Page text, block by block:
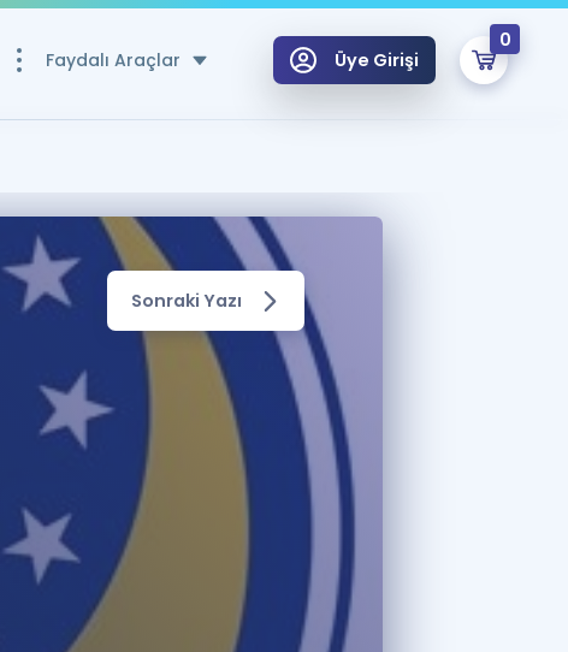
Faydalı Araçlar
için Özel Sözlük
Puan Hesaplama Aracı
Hazırlananlar için Öneriler
Tek Takvimde
Özel Fırsatlar
Üye Girişi
0
Şifremi Hatırlamıyorum
ÜYE DEĞİLİM
Sepetin Şu An Boş.
Remzi Hoca ile seni sınava hazırlayacak onlarca eğitim seni bekliyor!
Sonraki Yazı